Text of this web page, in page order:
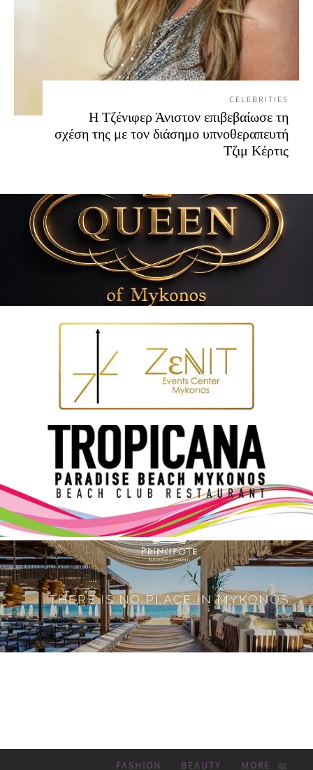
CELEBRITIES
Η Τζένιφερ Άνιστον επιβεβαίωσε τη
σχέση της με τον διάσημο υπνοθεραπευτή
Τζιμ Κέρτις
FASHION BEAUTY MORE